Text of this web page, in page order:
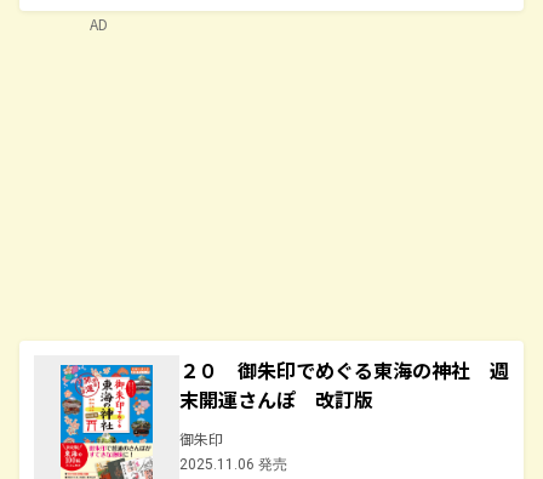
２０ 御朱印でめぐる東海の神社 週
末開運さんぽ 改訂版
御朱印
2025.11.06 発売
AD